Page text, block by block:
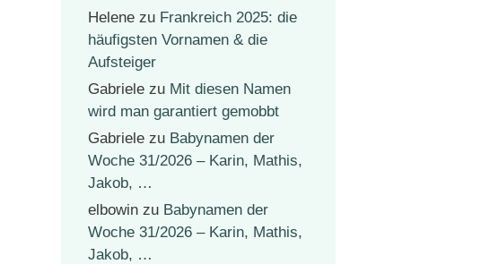
Helene zu Frankreich 2025: die
häufigsten Vornamen & die
Aufsteiger
Gabriele zu Mit diesen Namen
wird man garantiert gemobbt
Gabriele zu Babynamen der
Woche 31/2026 – Karin, Mathis,
Jakob, …
elbowin zu Babynamen der
Woche 31/2026 – Karin, Mathis,
Jakob, …